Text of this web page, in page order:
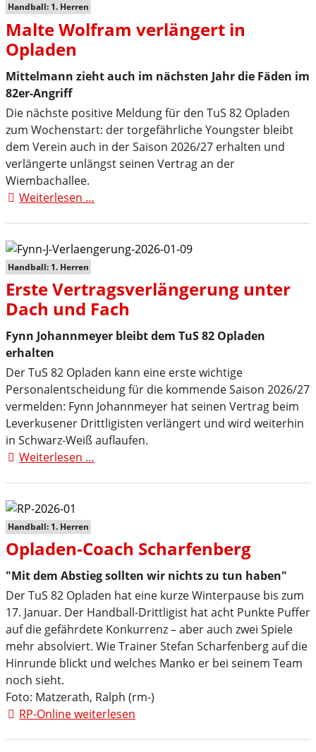
HLZ
Friesenheim-
II
Handballjahr
2026
Handball: 1. Herren
Malte Wolfram verlängert in
Opladen
Mittelmann zieht auch im nächsten Jahr die Fäden im
82er-Angriff
Die nächste positive Meldung für den TuS 82 Opladen
zum Wochenstart: der torgefährliche Youngster bleibt
dem Verein auch in der Saison 2026/27 erhalten und
verlängerte unlängst seinen Vertrag an der
Wiembachallee.
Weiterlesen …
in
Handball: 1. Herren
Erste Vertragsverlängerung unter
Dach und Fach
Fynn Johannmeyer bleibt dem TuS 82 Opladen
erhalten
Der TuS 82 Opladen kann eine erste wichtige
Personalentscheidung für die kommende Saison 2026/27
vermelden: Fynn Johannmeyer hat seinen Vertrag beim
Leverkusener Drittligisten verlängert und wird weiterhin
in Schwarz-Weiß auflaufen.
Weiterlesen …
Handball: 1. Herren
Opladen-Coach Scharfenberg
"Mit dem Abstieg sollten wir nichts zu tun haben"
Der TuS 82 Opladen hat eine kurze Winterpause bis zum
17. Januar. Der Handball-Drittligist hat acht Punkte Puffer
auf die gefährdete Konkurrenz – aber auch zwei Spiele
mehr absolviert. Wie Trainer Stefan Scharfenberg auf die
Hinrunde blickt und welches Manko er bei seinem Team
noch sieht.
Foto: Matzerath, Ralph (rm-)
RP-Online weiterlesen